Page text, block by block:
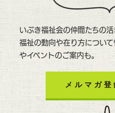
いぶき福祉会の仲間たちの
福祉の動向や在り方につい
やイベントのご案内も。
メルマガ登